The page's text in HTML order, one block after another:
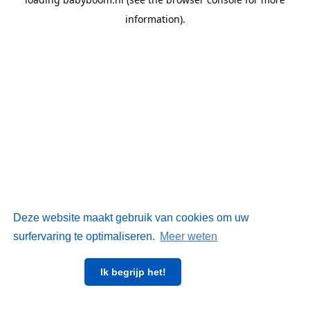
Deze website maakt gebruik van cookies om uw
surfervaring te optimaliseren. Meer weten
Ik begrijp het!
information).